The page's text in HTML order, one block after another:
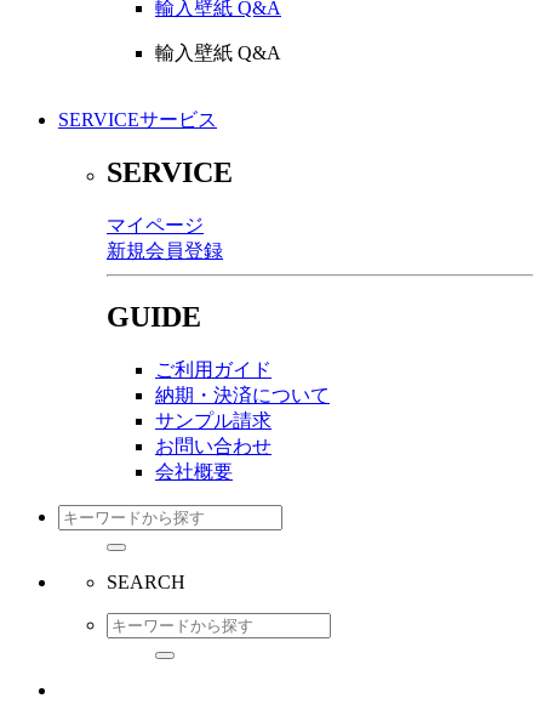
輸入壁紙 Q&A
輸入壁紙 Q&A
SERVICEサービス
SERVICE
マイページ
新規会員登録
GUIDE
ご利用ガイド
納期・決済について
サンプル請求
お問い合わせ
会社概要
SEARCH